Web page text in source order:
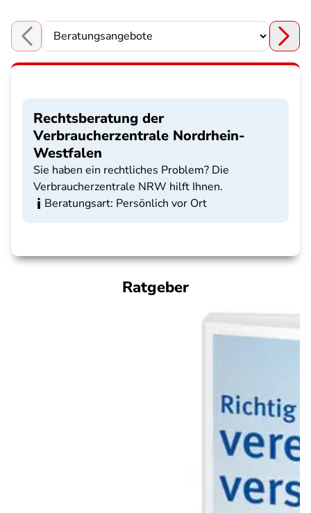
Choose a section
Rechtsberatung der
Verbraucherzentrale Nordrhein-
Westfalen
Sie haben ein rechtliches Problem? Die
Verbraucherzentrale NRW hilft Ihnen.
Beratungsart: Persönlich vor Ort
Ratgeber